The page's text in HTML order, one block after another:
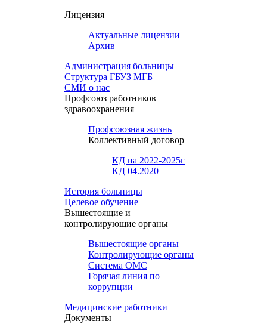
Лицензия
Актуальные лицензии
Архив
Администрация больницы
Структура ГБУЗ МГБ
СМИ о нас
Профсоюз работников
здравоохранения
Профсоюзная жизнь
Коллективный договор
КД на 2022-2025г
КД 04.2020
История больницы
Целевое обучение
Вышестоящие и
контролирующие органы
Вышестоящие органы
Контролирующие органы
Система ОМС
Горячая линия по
коррупции
Медицинские работники
Документы